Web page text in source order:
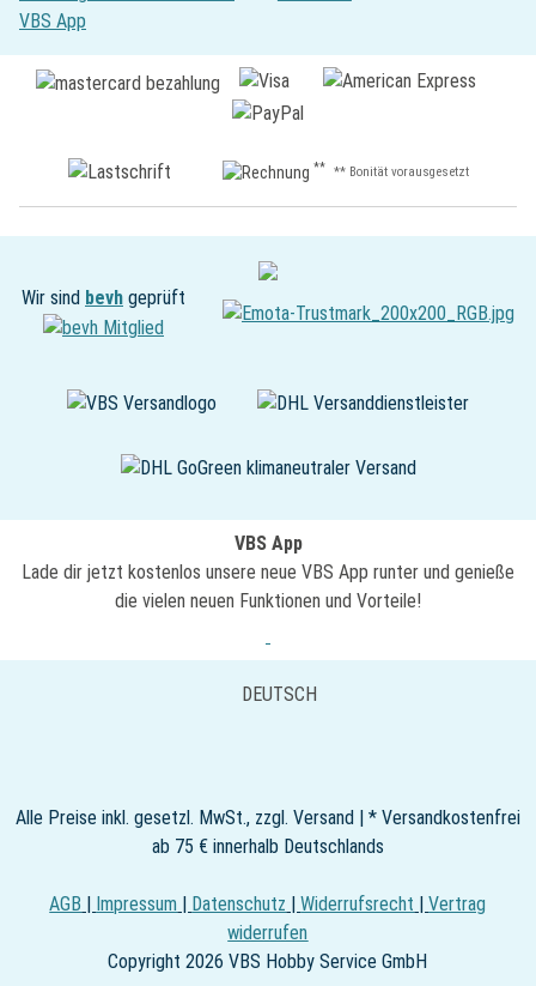
VBS App
** ** Bonität vorausgesetzt
Wir sind bevh geprüft
VBS App
Lade dir jetzt kostenlos unsere neue VBS App runter und genieße
die vielen neuen Funktionen und Vorteile!
DEUTSCH
Alle Preise inkl. gesetzl. MwSt., zzgl. Versand | * Versandkostenfrei
ab 75 € innerhalb Deutschlands
AGB | Impressum | Datenschutz |Widerrufsrecht |Vertrag
widerrufen
Copyright 2026 VBS Hobby Service GmbH